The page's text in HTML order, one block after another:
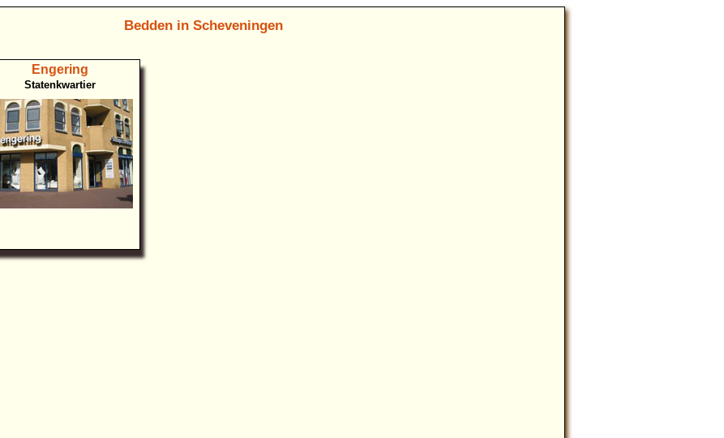
Bedden in Scheveningen
Engering
Statenkwartier